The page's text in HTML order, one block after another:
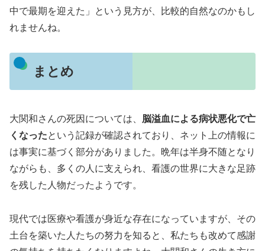
中で最期を迎えた」という見方が、比較的自然なのかもし
れませんね。
まとめ
大関和さんの死因については、 脳溢血による病状悪化で亡
くなったという記録が確認されており、ネット上の情報に
は事実に基づく部分がありました。晩年は半身不随となり
ながらも、多くの人に支えられ、看護の世界に大きな足跡
を残した人物だったようです。
現代では医療や看護が身近な存在になっていますが、その
土台を築いた人たちの努力を知ると、私たちも改めて感謝